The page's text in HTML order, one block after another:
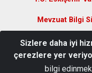
Mevzuat Bilgi
Hacılar Mahallesi
Sizlere daha iyi
çerezlere yer
bilgi